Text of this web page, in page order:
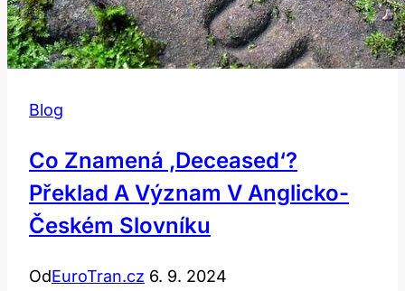
Blog
Co Znamená ‚deceased‘?
Překlad A Význam V Anglicko-
Českém Slovníku
OdEuroTran.cz 6. 9. 2024